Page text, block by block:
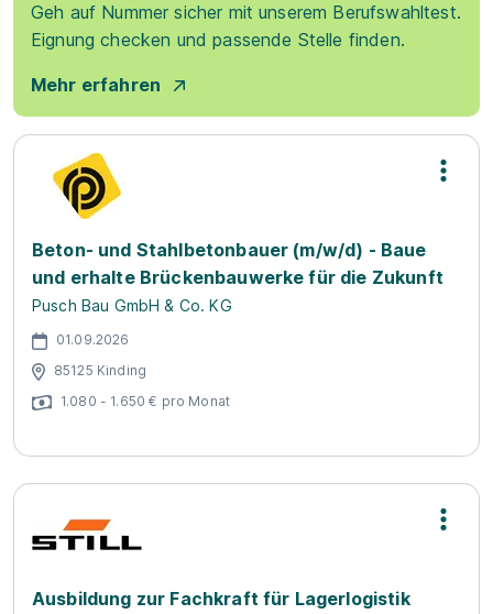
Geh auf Nummer sicher mit unserem Berufswahltest.
Eignung checken und passende Stelle finden.
Mehr erfahren
Beton- und Stahlbetonbauer (m/w/d) - Baue
und erhalte Brückenbauwerke für die Zukunft
Pusch Bau GmbH & Co. KG
01.09.2026
85125 Kinding
1.080 - 1.650 € pro Monat
Ausbildung zur Fachkraft für Lagerlogistik